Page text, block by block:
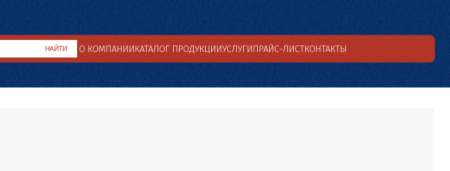
О КОМПАНИИКАТАЛОГ ПРОДУКЦИИУСЛУГИПРАЙС-ЛИСТКОНТАКТЫ